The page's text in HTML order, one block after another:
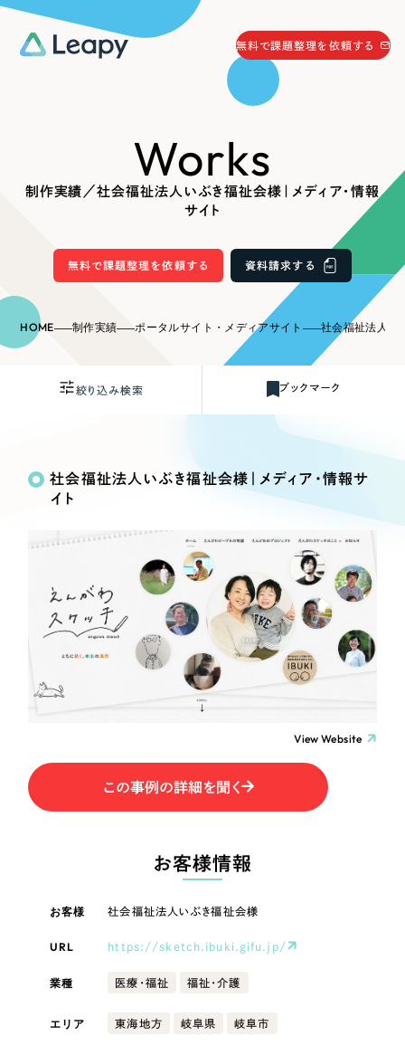
サービス
Service
一過性の広告に頼らず、 「仕組み」と「ノウハウ」
を残す資産型DX支援をご提供します
Webサイト制作
コーポレートサイト制作
採用サイト制作
ECサイト制作
ブランドサイト制作
会社概要
お役立ち情報
無料で課題整理を依頼
無料で課題整理を依頼する
058-215-0066
24時間受付
資料請求する
Web Produce
採用サイト制作
ブランドサイト制作
ブランディング支援
制作実績
すべて （624件）
コーポレート・企業サイト
ブランドサイト・サービスサイト
ポータルサイト・メディアサイト
LP（ランディングページ）
ブランディング（ロゴ・印刷物）
その他 （1件）
オプションサービス
お客様インタビュー
Outsourcing
会社情報
制作実績／社会福祉法人いぶき福祉会様｜メディア・情報
サイト
Works
無料で課題整理を依頼する 資料請求する
HOME 制作実績 ポータルサイト・メディアサイト 社会福祉法人いぶ
絞り込み検索 ブックマーク
コーポレート・企業サイト
ブランドサイト・サービスサイト
ポータルサイト・メディアサイト
キャンペーン・プロモーション
ブランディング（ロゴ・印刷物）
社会福祉法人いぶき福祉会様｜メディア・情報サ
イト
View Website
この事例の詳細を聞く
お客様情報
お客様 社会福祉法人いぶき福祉会様
URL https://sketch.ibuki.gifu.jp/
業種 医療・福祉 福祉・介護
エリア 東海地方 岐阜県 岐阜市